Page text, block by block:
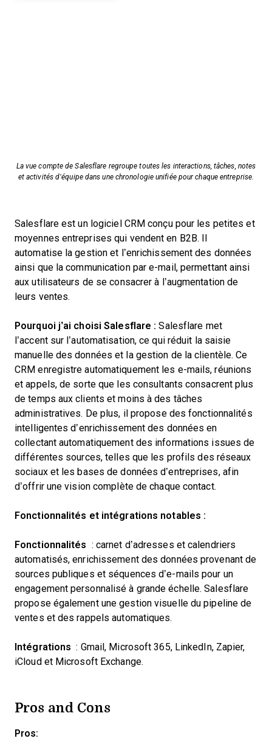
La vue compte de Salesflare regroupe toutes les interactions, tâches, notes
et activités d’équipe dans une chronologie unifiée pour chaque entreprise.
Salesflare est un logiciel CRM conçu pour les petites et
moyennes entreprises qui vendent en B2B. Il
automatise la gestion et l’enrichissement des données
ainsi que la communication par e-mail, permettant ainsi
aux utilisateurs de se consacrer à l’augmentation de
leurs ventes.
Pourquoi j’ai choisi Salesflare : Salesflare met
l’accent sur l’automatisation, ce qui réduit la saisie
manuelle des données et la gestion de la clientèle. Ce
CRM enregistre automatiquement les e-mails, réunions
et appels, de sorte que les consultants consacrent plus
de temps aux clients et moins à des tâches
administratives. De plus, il propose des fonctionnalités
intelligentes d’enrichissement des données en
collectant automatiquement des informations issues de
différentes sources, telles que les profils des réseaux
sociaux et les bases de données d’entreprises, afin
d’offrir une vision complète de chaque contact.
Fonctionnalités et intégrations notables :
Fonctionnalités : carnet d’adresses et calendriers
automatisés, enrichissement des données provenant de
sources publiques et séquences d’e-mails pour un
engagement personnalisé à grande échelle. Salesflare
propose également une gestion visuelle du pipeline de
ventes et des rappels automatiques.
Intégrations : Gmail, Microsoft 365, LinkedIn, Zapier,
iCloud et Microsoft Exchange.
Pros and Cons
Pros: